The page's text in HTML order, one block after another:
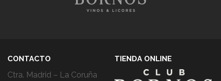
CONTACTO
Ctra. Madrid – La Coruña
TIENDA ONLINE